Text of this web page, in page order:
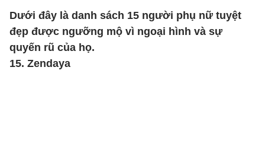
Dưới đây là danh sách 15 người phụ nữ tuyệt
đẹp được ngưỡng mộ vì ngoại hình và sự
quyến rũ của họ.
15. Zendaya